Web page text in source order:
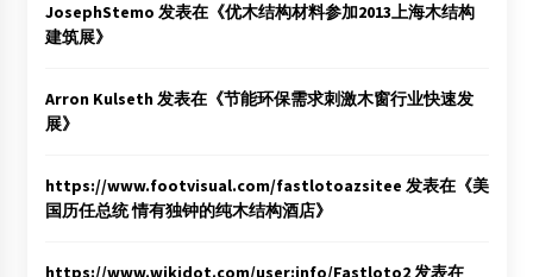
JosephStemo 发表在《优木结构材料参加2013上海木结构
建筑展》
Arron Kulseth发表在《节能环保需求刺激木窗行业快速发
展》
https://www.footvisual.com/fastlotoazsitee 发表在《美
国历任总统 情有独钟的纯木结构酒店》
https://www.wikidot.com/user:info/Fastloto2发表在